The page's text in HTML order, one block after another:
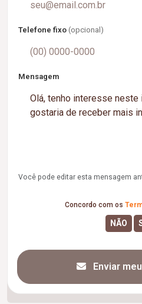
Telefone fixo (opcional)
Mensagem
Você pode editar esta mensagem
Concordo com os
Enviar